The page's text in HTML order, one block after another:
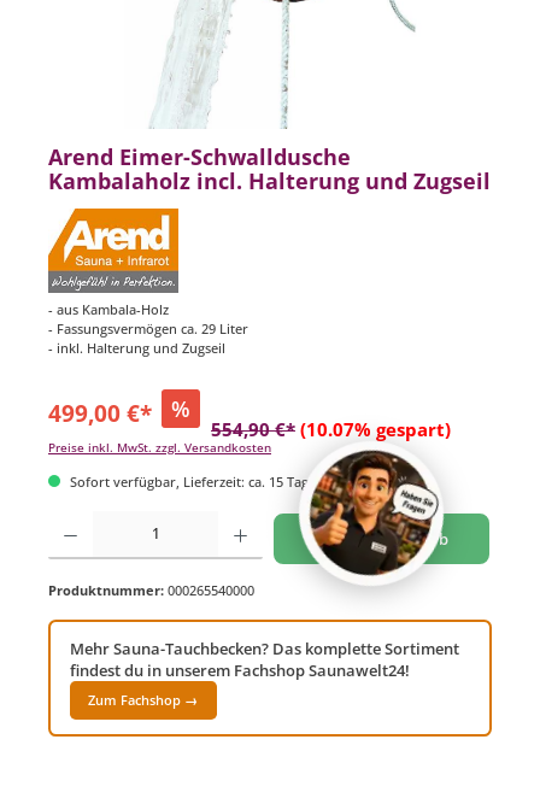
Arend Eimer-Schwalldusche
Kambalaholz incl. Halterung und Zugseil
- aus Kambala-Holz
- Fassungsvermögen ca. 29 Liter
- inkl. Halterung und Zugseil
499,00 €* %
554,90 €* (10.07% gespart)
Preise inkl. MwSt. zzgl. Versandkosten
Sofort verfügbar, Lieferzeit: ca. 15 Tage
Produkt Anzahl: Gib den gewünschten Wert ein oder benutze die Schaltflächen um
In den Warenkorb
Produktnummer: 000265540000
Mehr Sauna-Tauchbecken? Das komplette Sortiment
findest du in unserem Fachshop Saunawelt24!
Zum Fachshop →